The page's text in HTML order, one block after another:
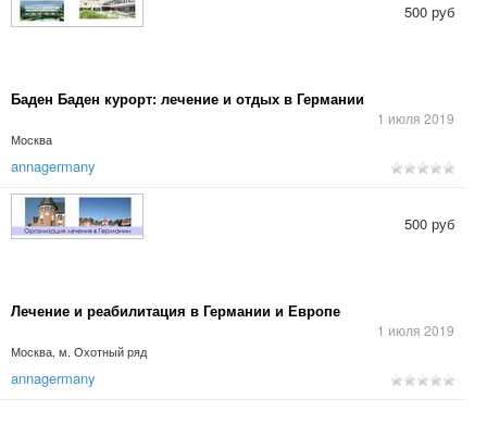
Баден Баден курорт: лечение и отдых в Германии
1 июля 2019
Москва
500 руб
annagermany
Лечение и реабилитация в Германии и Европе
1 июля 2019
Москва, м. Охотный ряд
500 руб
annagermany